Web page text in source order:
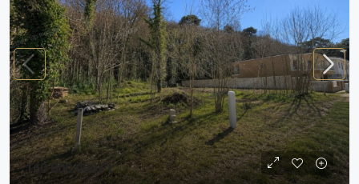
160 000 000 Ft